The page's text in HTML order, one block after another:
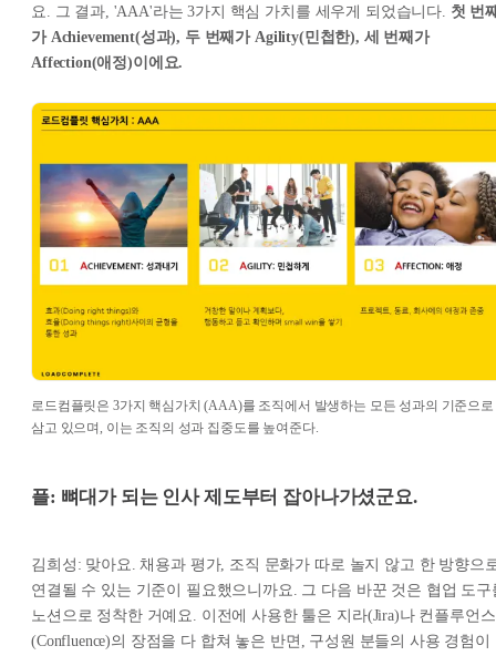
요. 그 결과, 'AAA'라는 3가지 핵심 가치를 세우게 되었습니다. 첫 번
가 Achievement(성과), 두 번째가 Agility(민첩한), 세 번째가
Affection(애정)이에요.
로드컴플릿은 3가지 핵심가치 (AAA)를 조직에서 발생하는 모든 성과의 기준으로
삼고 있으며, 이는 조직의 성과 집중도를 높여준다.
플: 뼈대가 되는 인사 제도부터 잡아나가셨군요.
김희성: 맞아요. 채용과 평가, 조직 문화가 따로 놀지 않고 한 방향으
연결될 수 있는 기준이 필요했으니까요. 그 다음 바꾼 것은 협업 도구
노션으로 정착한 거예요. 이전에 사용한 툴은 지라(Jira)나 컨플루언스
(Confluence)의 장점을 다 합쳐 놓은 반면, 구성원 분들의 사용 경험이